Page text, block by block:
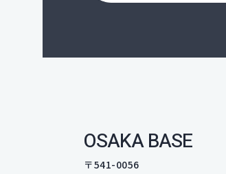
OSAKA BASE
〒541-0056